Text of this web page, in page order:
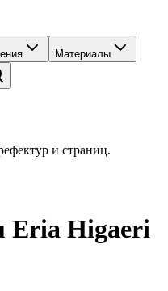
Материалы
и страниц.
Eria Higaeri